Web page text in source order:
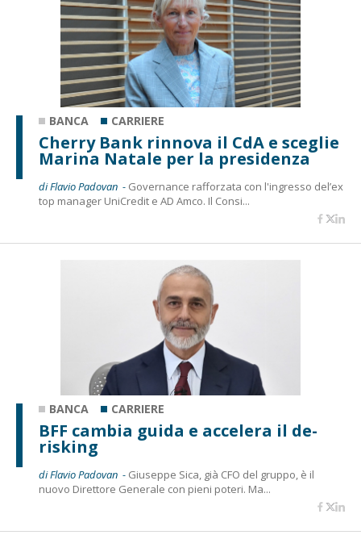
BANCA CARRIERE
Cherry Bank rinnova il CdA e sceglie
Marina Natale per la presidenza
di Flavio Padovan - Governance rafforzata con l'ingresso del’ex
top manager UniCredit e AD Amco. Il Consi...
BANCA CARRIERE
BFF cambia guida e accelera il de-
risking
di Flavio Padovan - Giuseppe Sica, già CFO del gruppo, è il
nuovo Direttore Generale con pieni poteri. Ma...